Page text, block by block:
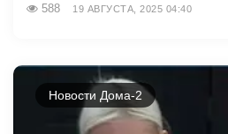
588 19 АВГУСТА, 2025 04:40
Новости Дома-2